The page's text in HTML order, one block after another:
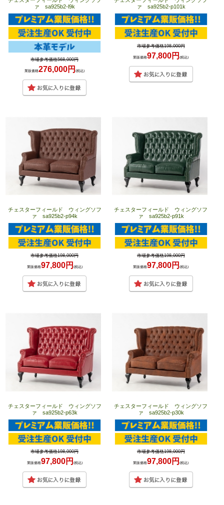
ァ sa925b2-l9k
市場参考価格568,000円
業販価格276,000円(税込)
ァ sa925b2-p101k
市場参考価格198,000円
業販価格97,800円(税込)
チェスターフィールド ウィングソフ
ァ sa925b2-p94k
市場参考価格198,000円
業販価格97,800円 (税込)
チェスターフィールド ウィングソフ
ァ sa925b2-p91k
市場参考価格198,000円
業販価格97,800円(税込)
チェスターフィールド ウィングソフ
ァ sa925b2-p63k
市場参考価格198,000円
業販価格97,800円 (税込)
チェスターフィールド ウィングソフ
ァ sa925b2-p30k
市場参考価格198,000円
業販価格97,800円(税込)